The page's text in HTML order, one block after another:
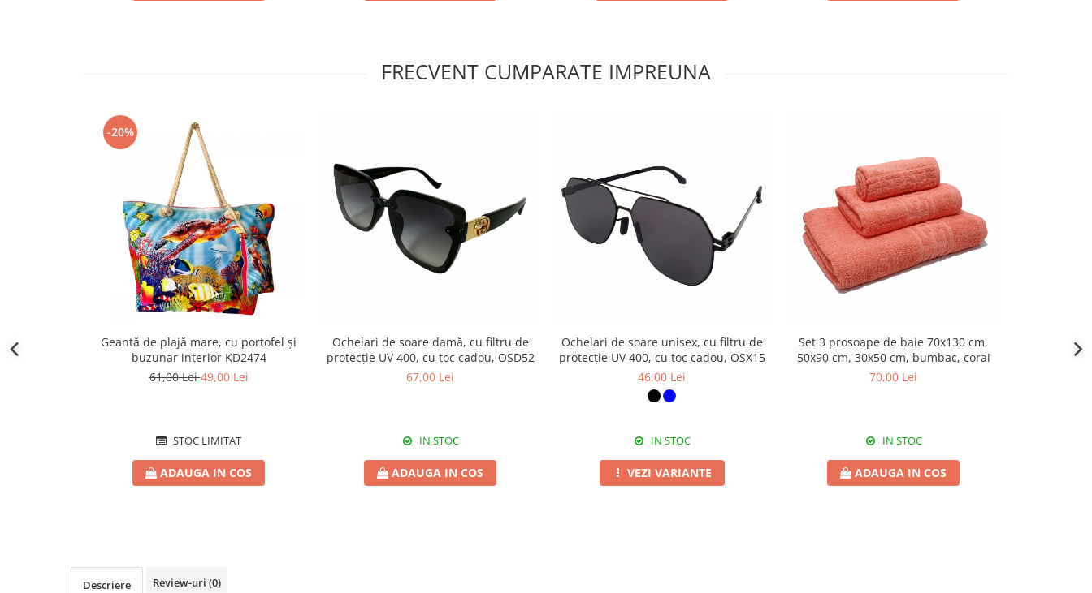
FRECVENT CUMPARATE IMPREUNA
-20%
Geantă de plajă mare, cu portofel și
buzunar interior KD2474
61,00 Lei49,00 Lei
STOC LIMITAT
ADAUGA IN COS
Ochelari de soare damă, cu filtru de
protecție UV 400, cu toc cadou, OSD52
67,00 Lei
IN STOC
ADAUGA IN COS
Ochelari de soare unisex, cu filtru de
protecție UV 400, cu toc cadou, OSX15
46,00 Lei
IN STOC
VEZI VARIANTE
Set 3 prosoape de baie 70x130 cm,
50x90 cm, 30x50 cm, bumbac, corai
70,00 Lei
IN STOC
ADAUGA IN COS
Ochelari
protecție
Descriere Review-uri (0)